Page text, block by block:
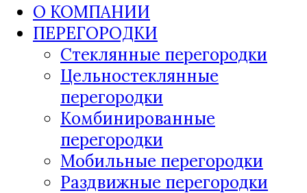
О КОМПАНИИ
ПЕРЕГОРОДКИ
Стеклянные перегородки
Цельностеклянные
перегородки
Комбинированные
перегородки
Мобильные перегородки
Раздвижные перегородки